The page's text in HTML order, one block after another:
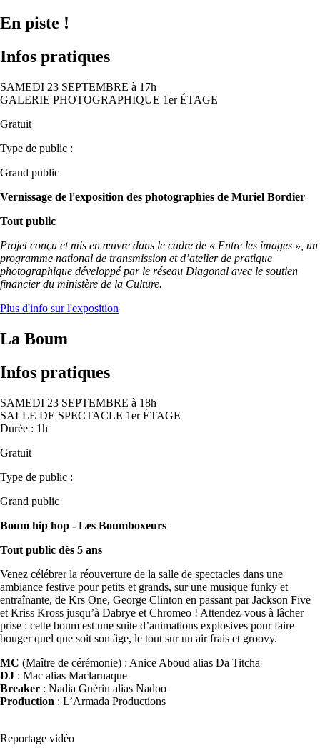
En piste !
Infos pratiques
SAMEDI 23 SEPTEMBRE à 17h
GALERIE PHOTOGRAPHIQUE 1er ÉTAGE
Gratuit
Type de public :
Grand public
Vernissage de l'exposition des photographies de Muriel Bordier
Tout public
Projet conçu et mis en œuvre dans le cadre de « Entre les images », un
programme national de transmission et d’atelier de pratique
photographique développé par le réseau Diagonal avec le soutien
financier du ministère de la Culture.
Plus d'info sur l'exposition
La Boum
Infos pratiques
SAMEDI 23 SEPTEMBRE à 18h
SALLE DE SPECTACLE 1er ÉTAGE
Durée : 1h
Gratuit
Type de public :
Grand public
Boum hip hop - Les Boumboxeurs
Tout public dès 5 ans
Venez célébrer la réouverture de la salle de spectacles dans une
ambiance festive pour petits et grands, sur une musique funky et
entraînante, de Krs One, George Clinton en passant par Jackson Five
et Kriss Kross jusqu’à Dabrye et Chromeo ! Attendez-vous à lâcher
prise : cette boum est une suite d’animations explosives pour faire
bouger quel que soit son âge, le tout sur un air frais et groovy.
MC (Maître de cérémonie) : Anice Aboud alias Da Titcha
DJ : Mac alias Maclarnaque
Breaker : Nadia Guérin alias Nadoo
Production : L’Armada Productions
Reportage vidéo